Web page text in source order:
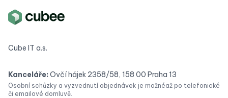
Cube IT a.s.
Kanceláře: Ovčí hájek 2358/58, 158 00 Praha 13
Osobní schůzky a vyzvednutí objednávek je možnéaž po telefonické
či emailové domluvě.